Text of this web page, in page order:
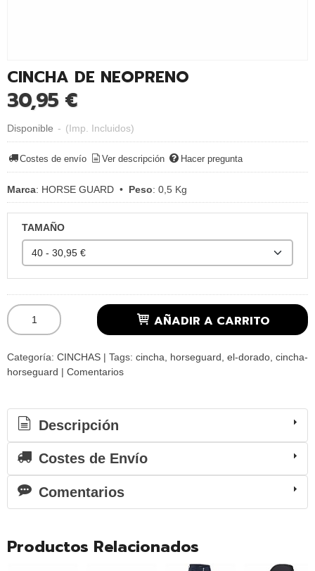
CINCHA DE NEOPRENO
30,95 €
Disponible - (Imp. Incluidos)
Costes de envío Ver descripción Hacer pregunta
Marca: HORSE GUARD • Peso: 0,5 Kg
TAMAÑO
AÑADIR A CARRITO
Categoría: CINCHAS | Tags: cincha horseguard el-dorado cincha-
horseguard | Comentarios
Descripción
Costes de Envío
Comentarios
Productos Relacionados